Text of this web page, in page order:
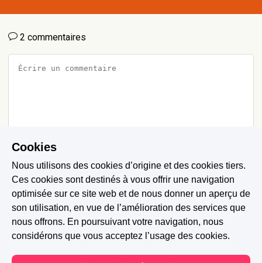
2 commentaires
Annuler Envoyer
Commentaires Annotations
Nina ah -
Il y a 11 ans
mdr peut être...^^^
Cookies
Nous utilisons des cookies d’origine et des cookies tiers.
Ces cookies sont destinés à vous offrir une navigation
optimisée sur ce site web et de nous donner un aperçu de
son utilisation, en vue de l’amélioration des services que
nous offrons. En poursuivant votre navigation, nous
considérons que vous acceptez l’usage des cookies.